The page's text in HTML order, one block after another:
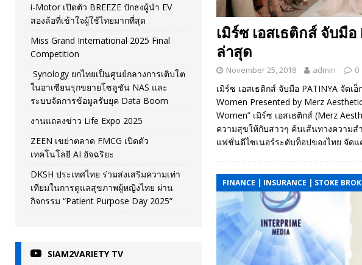
เมิร์ซ เอสเธติกส์ จับมื
ล่าสุด
November 25, 2018 admin 0
เมิร์ซ เอสเธติกส์ จับมือ PATINYA จัด
Women Presented by Merz
Women” เมิร์ซ เอสเธติกส์ (Merz
ความสุขให้กับสาวๆ ค้นเส้นทางความส
แฟชั่นดีไซเนอร์ระดับท็อปของไทย จัดแ
FINANCE | INSURANCE | STOKE
i-Motor เปิดตัว BREEZE ปักธงผู้นำ EV
สองล้อที่เข้าใจผู้ใช้ไทยมากที่สุด
Miss Grand International 2025 Final
Competition
Synology ยกไทยเป็นศูนย์กลางการเติบโต
ในอาเซียนรุกขยายโซลูชัน NAS และ
ระบบจัดการข้อมูลรับยุค Data Boom
งานแถลงข่าว Life Expo 2025
ZEEN เขย่าตลาด FMCG เปิดตัว
เทคโนโลยี AI อัจฉริยะ
DKSH ประเทศไทย ร่วมส่งเสริมความเท่า
เทียมในการดูแลสุขภาพผู้หญิงไทย ผ่าน
กิจกรรม “Patient Purpose Day 2025”
SIAM2VARIETY TV